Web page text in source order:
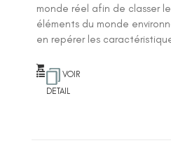
monde réel afin de classer
éléments du monde
en repérer les
VOIR
DETAIL